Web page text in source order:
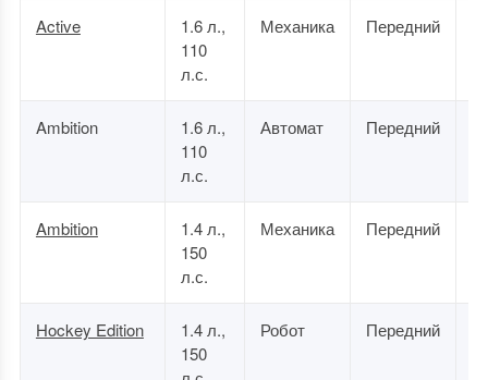
Active
1.6 л.,
110
л.с.
Механика Передний
Ambition
1.6 л.,
110
л.с.
Автомат Передний
Ambition
1.4 л.,
150
л.с.
Механика Передний
Hockey Edition
1.4 л.,
150
Робот Передний